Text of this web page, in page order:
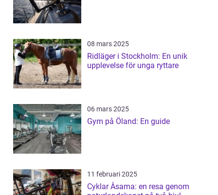
08 mars 2025
Ridläger i Stockholm: En unik
upplevelse för unga ryttare
06 mars 2025
Gym på Öland: En guide
11 februari 2025
Cyklar Åsarna: en resa genom